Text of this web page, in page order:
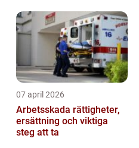
07 april 2026
Arbetsskada rättigheter,
ersättning och viktiga
steg att ta